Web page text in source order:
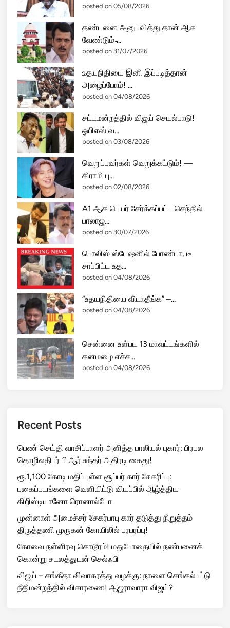
posted on 05/08/2026
தண்டனை அனுபவித்து தான் ஆக
வேண்டும் ̵...
posted on 31/07/2026
உதயநிதியை இனி இப்படித்தான்
அழைப்போம்! ...
posted on 04/08/2026
சட்டமன்றத்தில் விஜய் செயல்பாடு!
ஓபிஎஸ் வ...
posted on 03/08/2026
வெறுப்பவர்கள் வெறுக்கட்டும்! —
கிராமி பு...
posted on 02/08/2026
A1 ஆக பெயர் சேர்க்கப்பட்ட செந்தில்
பாலாஜ...
posted on 30/07/2026
பொலிஸ் ஸ்டேஷனில் போண்டா, டீ
சாப்பிட்ட உத...
posted on 04/08/2026
“உதயநிதியை விடாதீங்க” –...
posted on 04/08/2026
சென்னை உள்பட 13 மாவட்டங்களில்
கனமழை எச்ச...
posted on 04/08/2026
Recent Posts
பெண் செய்தி வாசிப்பாளர் அளித்த பாலியல் புகார்: பிரபல
தொழிலதிபர் பி.ஆர்.சுந்தர் அதிரடி கைது!
ரூ.1,100 கோடி மதிப்புள்ள சூப்பர் கார் சேகரிப்பு:
புகைப்படங்களை வெளியிட்டு வியப்பில் ஆழ்த்திய
கிறிஸ்டியானோ ரொனால்டோ
முன்னாள் அமைச்சர் சேகர்பாபு கார் தடுத்து நிறுத்தம்
திருத்தணி முருகன் கோயிலில் பரபரப்பு!
கோவை நள்ளிரவு கொடூரம்! மதுபோதையில் நண்பனைக்
கொன்று சடலத்துடன் செல்ஃபி
விஜய் – சங்கீதா விவாகரத்து வழக்கு: நாளை செங்கல்பட்டு
நீதிமன்றத்தில் விசாரணை! ஆஜராவாரா விஜய்?